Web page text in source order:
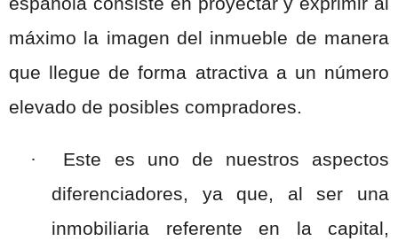
máximo la imagen del inmueble de manera
que llegue de forma atractiva a un número
elevado de posibles compradores.
·
Este es uno de nuestros aspectos
diferenciadores, ya que, al ser una
inmobiliaria referente en la capital,